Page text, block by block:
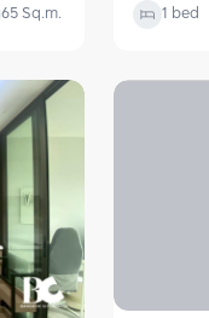
65Sq.m. 1 bed